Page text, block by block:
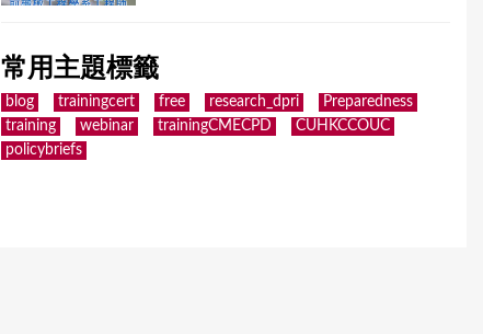
常用主題標籤
blog trainingcert free research_dpri
Preparedness
training
webinar trainingCMECPD
CUHKCCOUC
policybriefs